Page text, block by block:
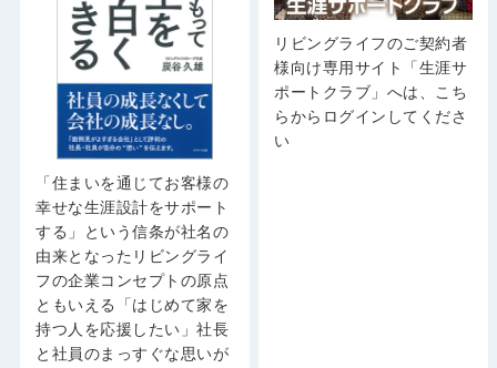
「住まいを通じてお客様の
幸せな生涯設計をサポート
する」という信条が社名の
由来となったリビングライ
フの企業コンセプトの原点
ともいえる「はじめて家を
持つ人を応援したい」社長
と社員のまっすぐな思いが
リビングライフのご契約者
様向け専用サイト「生涯サ
ポートクラブ」へは、こち
らからログインしてくださ
い